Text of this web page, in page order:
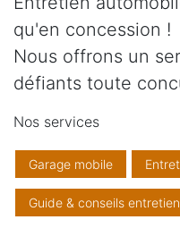
qu'en concession !
Nous offrons un
défiants toute
Nos services
Garage mobile
Guide & conseils entretien